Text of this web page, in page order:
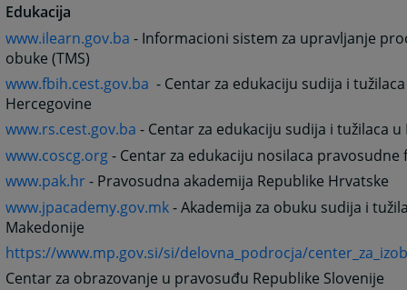
Edukacija
www.ilearn.gov.ba - Informacioni sistem za upravljanje
obuke (TMS)
www.fbih.cest.gov.ba - Centar za edukaciju sudija i
Hercegovine
www.rs.cest.gov.ba - Centar za edukaciju sudija i tužilaca
www.coscg.org- Centar za edukaciju nosilaca pravosudne
www.pak.hr- Pravosudna akademija Republike Hrvatske
www.jpacademy.gov.mk- Akademija za obuku sudija i
Makedonije
https://www.mp.gov.si/si/delovna_podrocja/
Centar za obrazovanje u pravosuđu Republike Slovenije